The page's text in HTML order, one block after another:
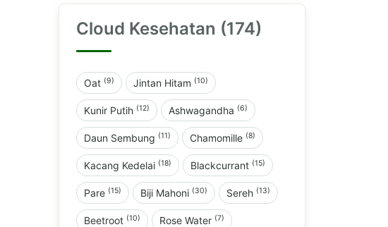
Cloud Kesehatan (174)
Oat (9) Jintan Hitam (10)
Kunir Putih (12) Ashwagandha (6)
Daun Sembung (11) Chamomille (8)
Kacang Kedelai (18) Blackcurrant (15)
Pare (15) Biji Mahoni (30) Sereh (13)
Beetroot (10) Rose Water (7)